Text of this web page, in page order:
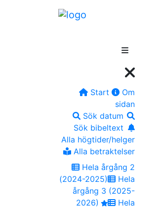
Start
Om
sidan
Sök datum
Sök bibeltext
Alla högtider/helger
Alla betraktelser
Hela årgång 2
(2024-2025)
Hela
årgång 3 (2025-
2026)
Hela